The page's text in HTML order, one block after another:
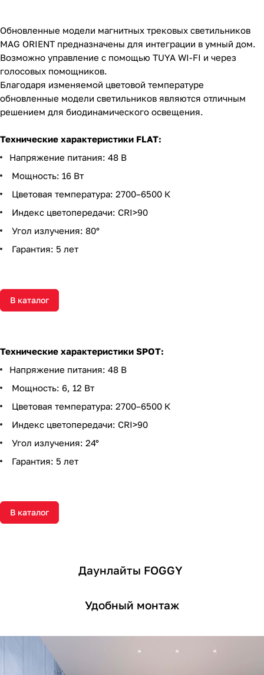
Обновленные модели магнитных трековых светильников
MAG ORIENT предназначены для интеграции в умный дом.
Возможно управление с помощью TUYA WI-FI и через
голосовых помощников.
Благодаря изменяемой цветовой температуре
обновленные модели светильников являются отличным
решением для биодинамического освещения.
Технические характеристики FLAT:
Напряжение питания: 48 В
Мощность: 16 Вт
Цветовая температура: 2700–6500 К
Индекс цветопередачи: CRI>90
Угол излучения: 80°
Гарантия: 5 лет
В каталог
Технические характеристики SPOT:
Напряжение питания: 48 В
Мощность: 6, 12 Вт
Цветовая температура: 2700–6500 К
Индекс цветопередачи: CRI>90
Угол излучения: 24°
Гарантия: 5 лет
В каталог
Даунлайты FOGGY
Удобный монтаж